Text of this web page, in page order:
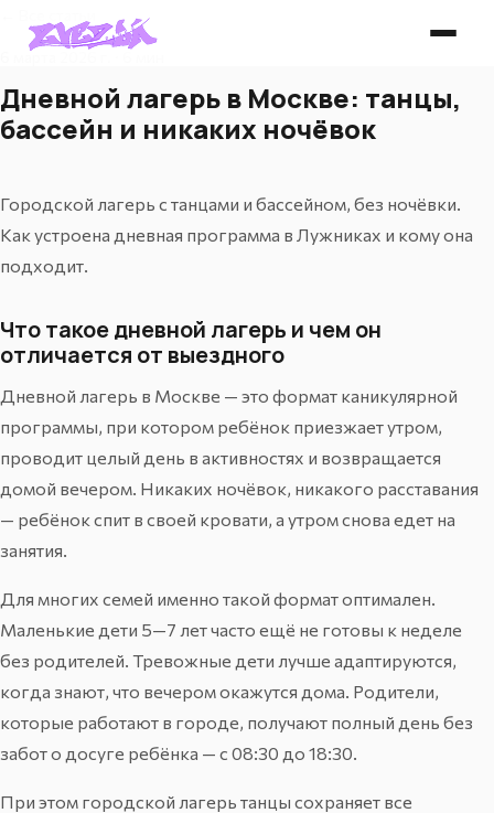
6 марта 2026 г. · 6 мин
Дневной лагерь в Москве: танцы,
бассейн и никаких ночёвок
Городской лагерь с танцами и бассейном, без ночёвки.
Как устроена дневная программа в Лужниках и кому она
подходит.
Что такое дневной лагерь и чем он
отличается от выездного
Дневной лагерь в Москве — это формат каникулярной
программы, при котором ребёнок приезжает утром,
проводит целый день в активностях и возвращается
домой вечером. Никаких ночёвок, никакого расставания
— ребёнок спит в своей кровати, а утром снова едет на
занятия.
Для многих семей именно такой формат оптимален.
Маленькие дети 5—7 лет часто ещё не готовы к неделе
без родителей. Тревожные дети лучше адаптируются,
когда знают, что вечером окажутся дома. Родители,
которые работают в городе, получают полный день без
забот о досуге ребёнка — с 08:30 до 18:30.
При этом городской лагерь танцы сохраняет все